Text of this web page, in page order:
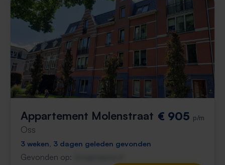
Appartement Molenstraat
Oss
€ 905 p/m
3 weken, 3 dagen geleden gevonden
Gevonden op: